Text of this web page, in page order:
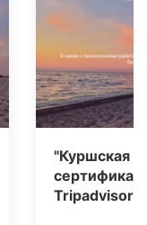
"Куршская
сертификат
Tripаdvisor